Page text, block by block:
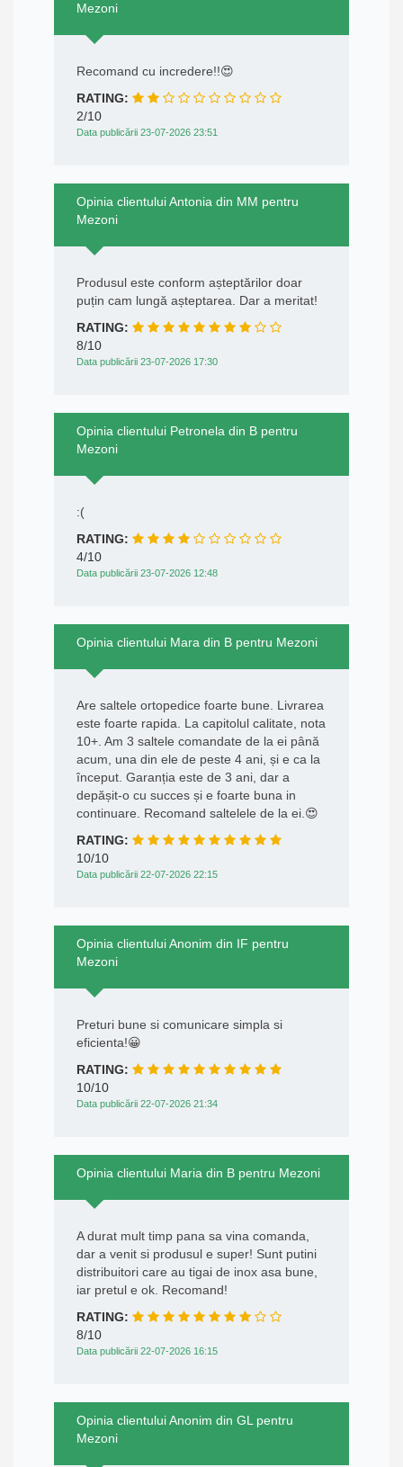
Mezoni
Recomand cu incredere!!😍
RATING:
2/10
Data publicării 23-07-2026 23:51
Opinia clientului Antonia din MM pentru
Mezoni
Produsul este conform așteptărilor doar
puțin cam lungă așteptarea. Dar a meritat!
RATING:
8/10
Data publicării 23-07-2026 17:30
Opinia clientului Petronela din B pentru
Mezoni
:(
RATING:
4/10
Data publicării 23-07-2026 12:48
Opinia clientului Mara din B pentru Mezoni
Are saltele ortopedice foarte bune. Livrarea
este foarte rapida. La capitolul calitate, nota
10+. Am 3 saltele comandate de la ei până
acum, una din ele de peste 4 ani, și e ca la
început. Garanția este de 3 ani, dar a
depășit-o cu succes și e foarte buna in
continuare. Recomand saltelele de la ei.😍
RATING:
10/10
Data publicării 22-07-2026 22:15
Opinia clientului Anonim din IF pentru
Mezoni
Preturi bune si comunicare simpla si
eficienta!😀
RATING:
10/10
Data publicării 22-07-2026 21:34
Opinia clientului Maria din B pentru Mezoni
A durat mult timp pana sa vina comanda,
dar a venit si produsul e super! Sunt putini
distribuitori care au tigai de inox asa bune,
iar pretul e ok. Recomand!
RATING:
8/10
Data publicării 22-07-2026 16:15
Opinia clientului Anonim din GL pentru
Mezoni